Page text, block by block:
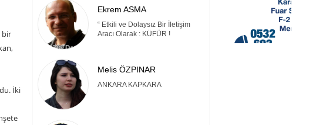
bir
İki
Ekrem ASMA
“ Etkili ve Dolaysız Bir İletişim
Aracı Olarak : KÜFÜR !
Melis ÖZPINAR
ANKARA KAPKARA